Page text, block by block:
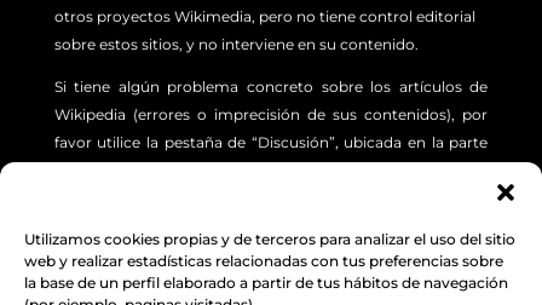
Utilizamos cookies propias y de terceros para analizar el uso del sitio
web y realizar estadísticas relacionadas con tus preferencias sobre
la base de un perfil elaborado a partir de tus hábitos de navegación
otros proyectos Wikimedia, pero no tiene control editorial
sobre estos sitios, y no interviene en su contenido.
Si tiene algún problema concreto sobre los artículos de
Wikipedia (errores o imprecisión de sus contenidos), por
favor utilice la pestaña de “Discusión”, ubicada en la parte
Aviso Legal,Protección de DatosyPolítica de
cookies